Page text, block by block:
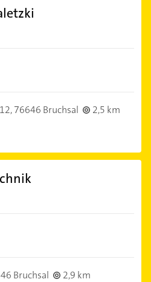
76646 Bruchsal
2,5 km
Bruchsal
2,9 km